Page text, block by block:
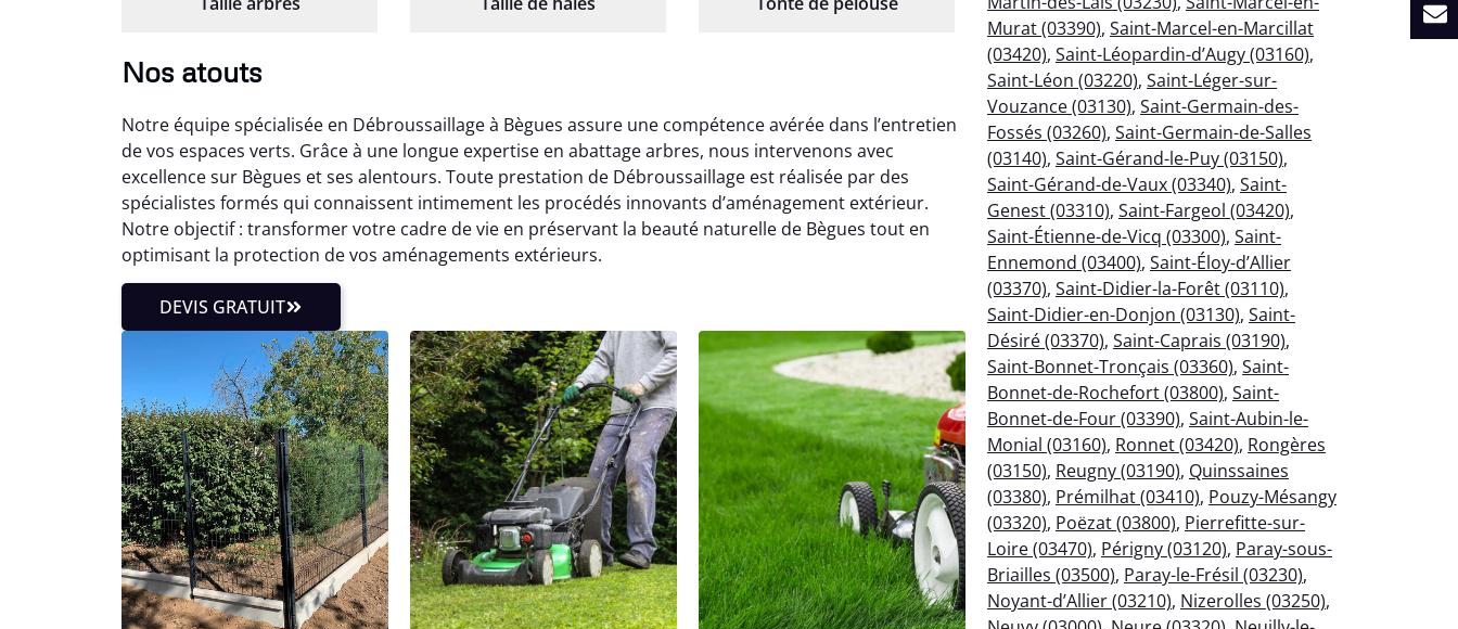
Nos atouts
Notre équipe spécialisée en Débroussaillage à Bègues assure une compétence avérée dans l’entretien
de vos espaces verts. Grâce à une longue expertise en abattage arbres, nous intervenons avec
excellence sur Bègues et ses alentours. Toute prestation de Débroussaillage est réalisée par des
spécialistes formés qui connaissent intimement les procédés innovants d’aménagement extérieur.
Notre objectif : transformer votre cadre de vie en préservant la beauté naturelle de Bègues tout en
optimisant la protection de vos aménagements extérieurs.
DEVIS GRATUIT
Murat (03390), Saint-Marcel-en-Marcillat
(03420), Saint-Léopardin-d’Augy (03160),
Saint-Léon (03220), Saint-Léger-sur-
Vouzance (03130), Saint-Germain-des-
Fossés (03260), Saint-Germain-de-Salles
(03140), Saint-Gérand-le-Puy (03150),
Saint-Gérand-de-Vaux (03340), Saint-
Genest (03310), Saint-Fargeol (03420),
Saint-Étienne-de-Vicq (03300), Saint-
Ennemond (03400), Saint-Éloy-d’Allier
(03370), Saint-Didier-la-Forêt (03110),
Saint-Didier-en-Donjon (03130), Saint-
Désiré (03370), Saint-Caprais (03190),
Saint-Bonnet-Tronçais (03360), Saint-
Bonnet-de-Rochefort (03800), Saint-
Bonnet-de-Four (03390), Saint-Aubin-le-
Monial (03160), Ronnet (03420), Rongères
(03150), Reugny (03190), Quinssaines
(03380), Prémilhat (03410), Pouzy-Mésangy
(03320), Poëzat (03800), Pierrefitte-sur-
Loire (03470), Périgny (03120), Paray-sous-
Briailles (03500), Paray-le-Frésil (03230),
Noyant-d’Allier (03210), Nizerolles (03250),